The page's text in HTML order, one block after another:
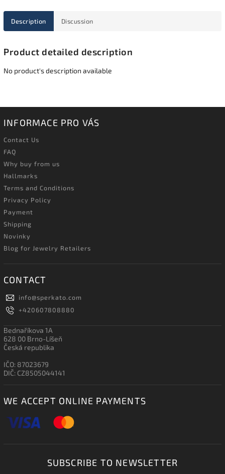
Description Discussion
Product detailed description
No product's description available
INFORMACE PRO VÁS
Contact Us
FAQ
Why buy from us
Hallmarks
Terms and Conditions
Privacy Policy
Payment
Shipping
Novinky
Blog for Jewelry Retailers
CONTACT
info@sperkato.com
+420607808880
Bednaříkova 1A
628 00 Brno-Líšeň
Česká republika
IČO: 87023679
DIČ: CZ8505044141
WE ACCEPT ONLINE PAYMENTS
SUBSCRIBE TO NEWSLETTER